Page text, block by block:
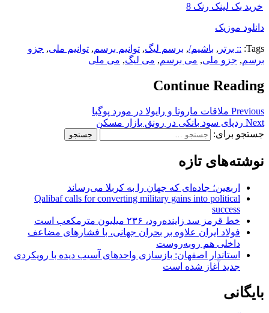
خرید بک لینک رنک 8
دانلود موزیک
Tags: :: برتر , باشیم/, برسم لیگ, توانیم برسم, توانیم ملی, جزو
برسم, جزو ملی, می برسم, می لیگ, می ملی
Continue Reading
Previous ملاقات ماروتا و رایولا در مورد پوگبا
Next ردپای سود بانکی در رونق بازار مسکن
جستجو برای:
نوشته‌های تازه
اربعین؛ جاده‌ای که جهان را به کربلا می‌رساند
Qalibaf calls for converting military gains into political
success
خط قرمز سد زاینده‌رود، ۲۳۶ میلیون مترمکعب است
فولاد ایران علاوه بر بحران جهانی، با فشارهای مضاعف
داخلی هم روبه‌روست
استاندار اصفهان: بازسازی واحدهای آسیب دیده با رویکردی
جدید آغاز شده است
بایگانی